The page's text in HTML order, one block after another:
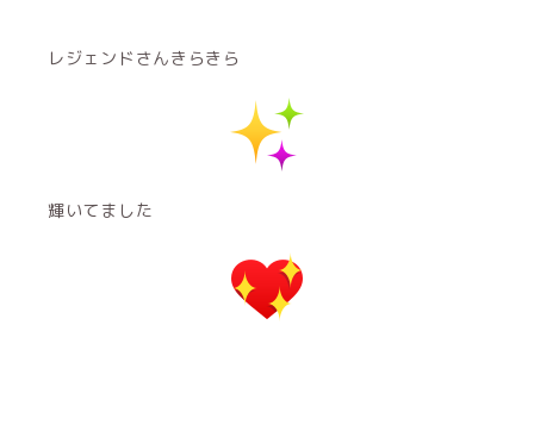
レジェンドさんきらきら
輝いてました